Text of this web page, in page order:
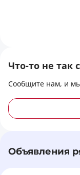
Что-то не так
Сообщите нам, и
Объявления